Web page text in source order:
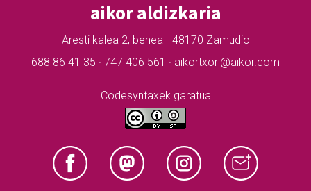
aikor aldizkaria
Aresti kalea 2, behea - 48170 Zamudio
688 86 41 35 · 747 406 561 · aikortxori@aikor.com
Codesyntaxek garatua